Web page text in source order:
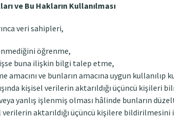
ve Bu Hakların Kullanılması
veri sahipleri,
öğrenme,
buna ilişkin bilgi talep etme,
ve bunların amacına uygun kullanılıp
kişisel verilerin aktarıldığı üçüncü kişileri
yanlış işlenmiş olması hâlinde bunların
aktarıldığı üçüncü kişilere bildirilmesini